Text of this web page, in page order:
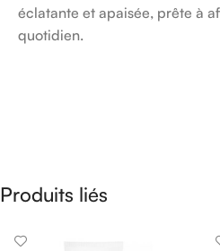
éclatante et apaisée, prête à
quotidien.
Produits liés